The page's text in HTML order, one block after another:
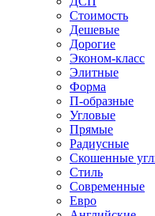
Стоимость
Дешевые
Дорогие
Эконом-класс
Элитные
Форма
П-образные
Угловые
Прямые
Радиусные
Скошенные
Стиль
Современные
Евро